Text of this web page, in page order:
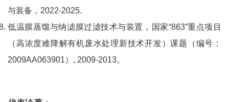
与装备，2022-2025.
低温膜蒸馏与纳滤膜过滤技术与装置，国家“863”重点项目
（高浓度难降解有机废水处理新技术开发）课题（编号：
2009AA063901）, 2009-2013。